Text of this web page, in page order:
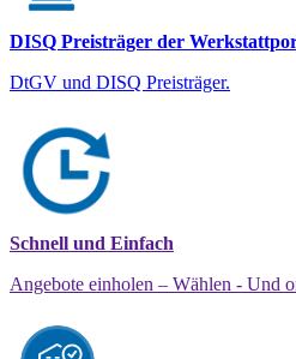
DISQ Preisträger der
DtGV und DISQ Preisträger.
Schnell und Einfach
Angebote einholen – Wählen - Und